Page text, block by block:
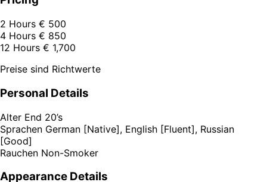
2 Hours € 500
4 Hours € 850
12 Hours € 1,700
Preise sind Richtwerte
Personal Details
Alter End 20’s
Sprachen German [Native], English [Fluent], Russian
[Good]
Rauchen Non-Smoker
Appearance Details